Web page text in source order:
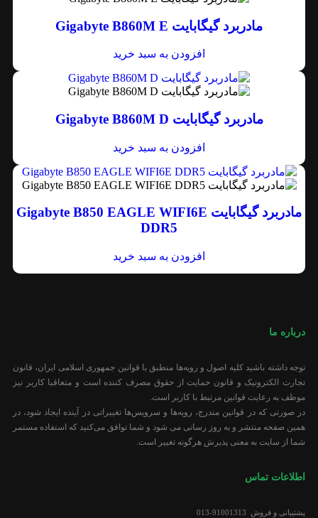
مادربرد گیگابایت Gigabyte B860M E
افزودن به سبد خرید
مادربرد گیگابایت Gigabyte B860M D
افزودن به سبد خرید
مادربرد گیگابایت Gigabyte B850 EAGLE WIFI6E
DDR5
افزودن به سبد خرید
درباره ما
توجه داشته باشید کلیه اصول و رویه‏‌ها منطبق با قوانین جمهوری اسلامی ایران، قانون
تجارت الکترونیک و قانون حمایت از حقوق مصرف کننده است و متعاقبا کاربر نیز
موظف به رعایت قوانین مرتبط با کاربر است.
در صورتی که در قوانین مندرج، رویه‏‌ها و سرویس‏‌ها تغییراتی در آینده ایجاد شود، در
همین صفحه منتشر و به روز رسانی می شود و شما توافق می‏‌کنید که استفاده مستمر
شما از سایت به معنی پذیرش هرگونه تغییر است.
اطلاعات تماس
پشتیبانی و فروش 91001313-013